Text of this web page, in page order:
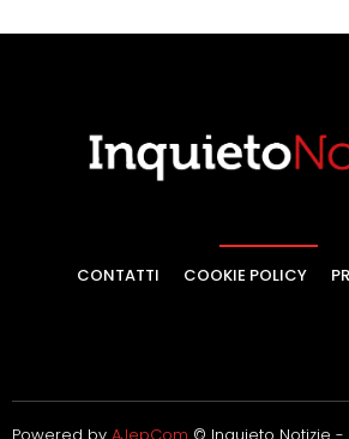
CONTATTI COOKIE POLICY
Powered by AJepCom © Inquieto Notizie -